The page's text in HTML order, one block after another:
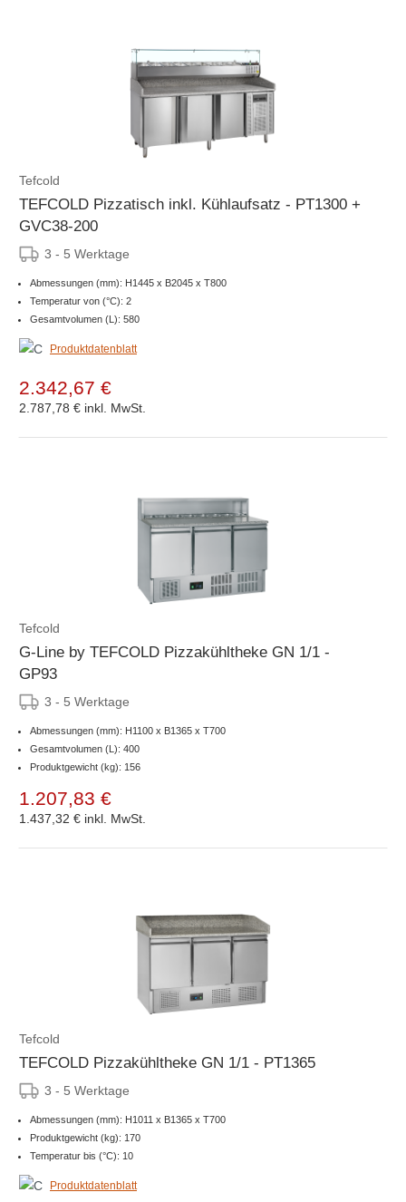
Tefcold
TEFCOLD Pizzatisch inkl. Kühlaufsatz - PT1300 +
GVC38-200
3 - 5 Werktage
Abmessungen (mm): H1445 x B2045 x T800
Temperatur von (°C): 2
Gesamtvolumen (L): 580
Produktdatenblatt
2.342,67 €
2.787,78 € inkl. MwSt.
Tefcold
G-Line by TEFCOLD Pizzakühltheke GN 1/1 -
GP93
3 - 5 Werktage
Abmessungen (mm): H1100 x B1365 x T700
Gesamtvolumen (L): 400
Produktgewicht (kg): 156
1.207,83 €
1.437,32 € inkl. MwSt.
Tefcold
TEFCOLD Pizzakühltheke GN 1/1 - PT1365
3 - 5 Werktage
Abmessungen (mm): H1011 x B1365 x T700
Produktgewicht (kg): 170
Temperatur bis (°C): 10
Produktdatenblatt